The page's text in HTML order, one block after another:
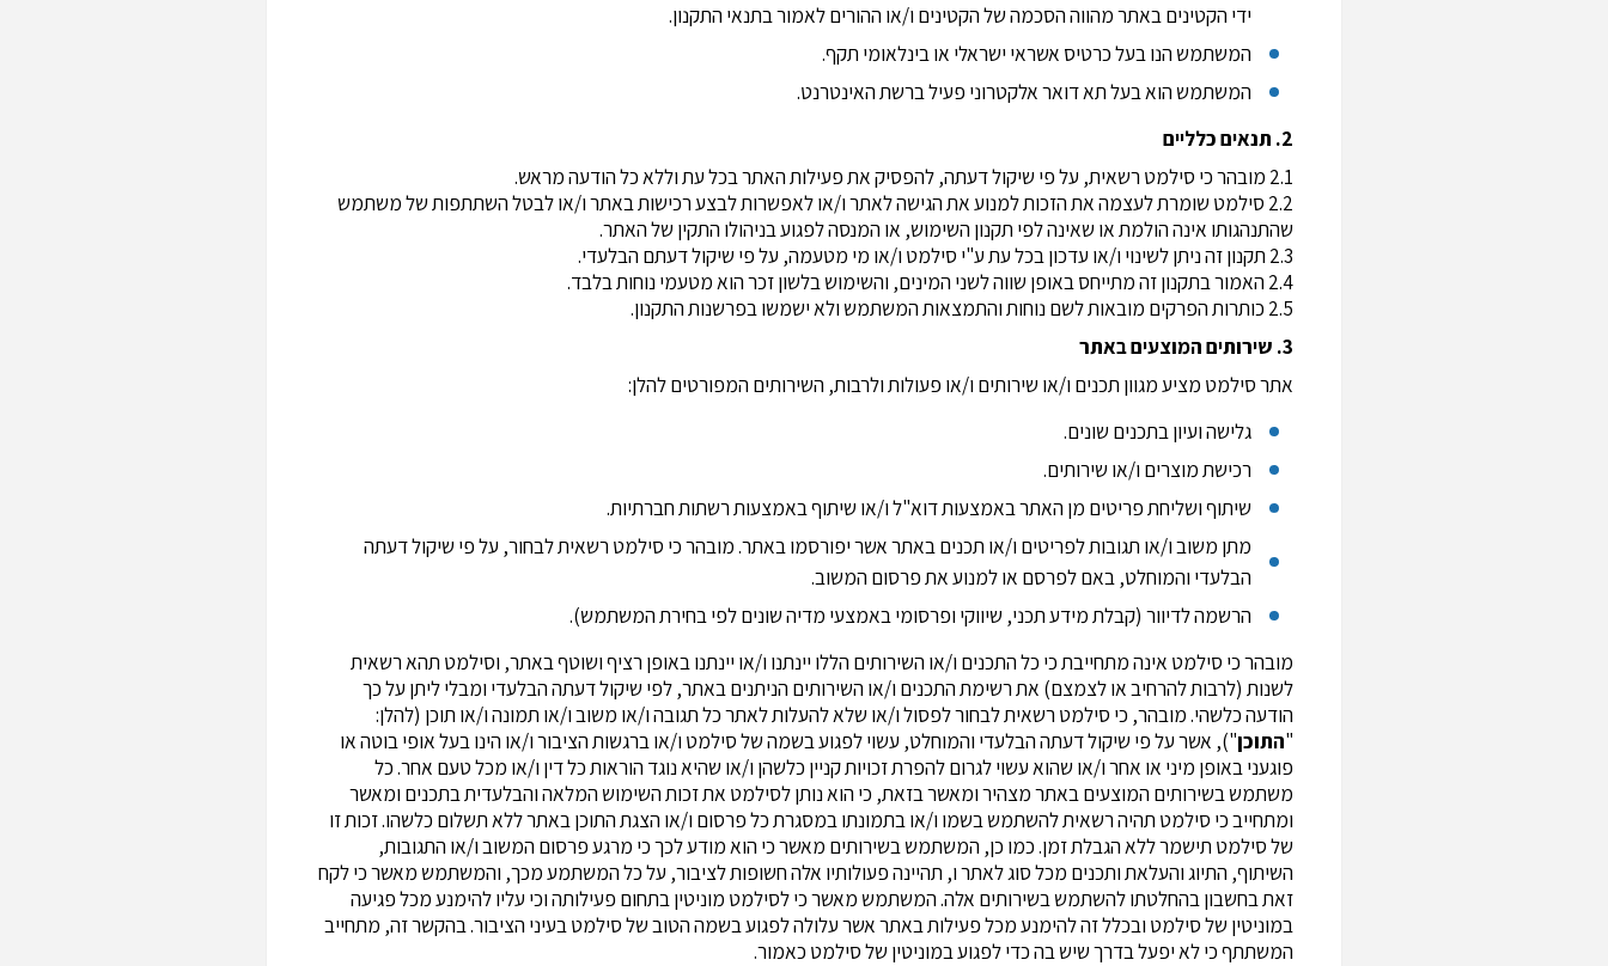
ידי הקטינים באתר מהווה הסכמה של הקטינים ו/או ההורים לאמור בתנאי התקנון.
המשתמש הנו בעל כרטיס אשראי ישראלי או בינלאומי תקף.
המשתמש הוא בעל תא דואר אלקטרוני פעיל ברשת האינטרנט.
2. תנאים כלליים
2.1 מובהר כי סילמט רשאית, על פי שיקול דעתה, להפסיק את פעילות האתר בכל עת וללא כל הודעה מראש.
2.2 סילמט שומרת לעצמה את הזכות למנוע את הגישה לאתר ו/או לאפשרות לבצע רכישות באתר ו/או לבטל השתתפות של משתמש
שהתנהגותו אינה הולמת או שאינה לפי תקנון השימוש, או המנסה לפגוע בניהולו התקין של האתר.
2.3 תקנון זה ניתן לשינוי ו/או עדכון בכל עת ע"י סילמט ו/או מי מטעמה, על פי שיקול דעתם הבלעדי.
2.4 האמור בתקנון זה מתייחס באופן שווה לשני המינים, והשימוש בלשון זכר הוא מטעמי נוחות בלבד.
2.5 כותרות הפרקים מובאות לשם נוחות והתמצאות המשתמש ולא ישמשו בפרשנות התקנון.
3. שירותים המוצעים באתר
אתר סילמט מציע מגוון תכנים ו/או שירותים ו/או פעולות ולרבות, השירותים המפורטים להלן:
גלישה ועיון בתכנים שונים.
רכישת מוצרים ו/או שירותים.
שיתוף ושליחת פריטים מן האתר באמצעות דוא"ל ו/או שיתוף באמצעות רשתות חברתיות.
מתן משוב ו/או תגובות לפריטים ו/או תכנים באתר אשר יפורסמו באתר. מובהר כי סילמט רשאית לבחור, על פי שיקול דעתה
הבלעדי והמוחלט, באם לפרסם או למנוע את פרסום המשוב.
הרשמה לדיוור (קבלת מידע תכני, שיווקי ופרסומי באמצעי מדיה שונים לפי בחירת המשתמש).
מובהר כי סילמט אינה מתחייבת כי כל התכנים ו/או השירותים הללו יינתנו ו/או יינתנו באופן רציף ושוטף באתר, וסילמט תהא רשאית
לשנות (לרבות להרחיב או לצמצם) את רשימת התכנים ו/או השירותים הניתנים באתר, לפי שיקול דעתה הבלעדי ומבלי ליתן על כך
הודעה כלשהי. מובהר, כי סילמט רשאית לבחור לפסול ו/או שלא להעלות לאתר כל תגובה ו/או משוב ו/או תמונה ו/או תוכן (להלן:
"התוכן"), אשר על פי שיקול דעתה הבלעדי והמוחלט, עשוי לפגוע בשמה של סילמט ו/או ברגשות הציבור ו/או הינו בעל אופי בוטה או
פוגעני באופן מיני או אחר ו/או שהוא עשוי לגרום להפרת זכויות קניין כלשהן ו/או שהיא נוגד הוראות כל דין ו/או מכל טעם אחר. כל
משתמש בשירותים המוצעים באתר מצהיר ומאשר בזאת, כי הוא נותן לסילמט את זכות השימוש המלאה והבלעדית בתכנים ומאשר
ומתחייב כי סילמט תהיה רשאית להשתמש בשמו ו/או בתמונתו במסגרת כל פרסום ו/או הצגת התוכן באתר ללא תשלום כלשהו. זכות זו
של סילמט תישמר ללא הגבלת זמן. כמו כן, המשתמש בשירותים מאשר כי הוא מודע לכך כי מרגע פרסום המשוב ו/או התגובות,
השיתוף, התיוג והעלאת ותכנים מכל סוג לאתר ו, תהיינה פעולותיו אלה חשופות לציבור, על כל המשתמע מכך, והמשתמש מאשר כי לקח
זאת בחשבון בהחלטתו להשתמש בשירותים אלה. המשתמש מאשר כי לסילמט מוניטין בתחום פעילותה וכי עליו להימנע מכל פגיעה
במוניטין של סילמט ובכלל זה להימנע מכל פעילות באתר אשר עלולה לפגוע בשמה הטוב של סילמט בעיני הציבור. בהקשר זה, מתחייב
המשתתף כי לא יפעל בדרך שיש בה כדי לפגוע במוניטין של סילמט כאמור.